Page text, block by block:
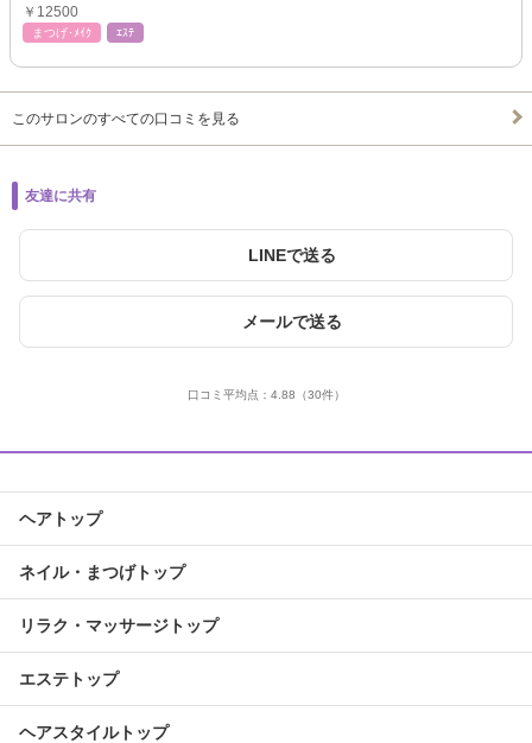
￥12500
まつげ･ﾒｲｸ ｴｽﾃ
このサロンのすべての口コミを見る
友達に共有
LINEで送る
メールで送る
口コミ平均点： 4.88 （30件）
ヘアトップ
ネイル・まつげトップ
リラク・マッサージトップ
エステトップ
ヘアスタイルトップ